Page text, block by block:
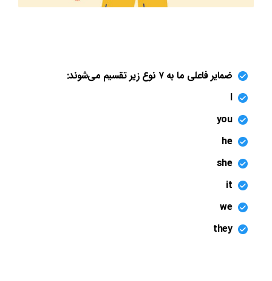
ضمایر فاعلی ما به ۷ نوع زیر تقسیم می‌شوند:
I
you
he
she
it
we
they